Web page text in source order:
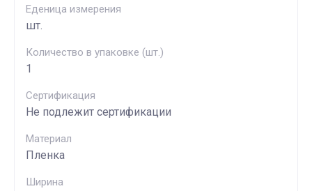
Еденица измерения
шт.
Количество в упаковке (шт.)
1
Сертификация
Не подлежит сертификации
Материал
Пленка
Ширина